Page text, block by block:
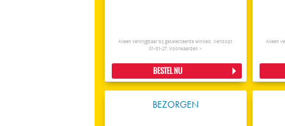
Alleen verkrijgbaar bij geselecteerde winkels. Verloopt
01-01-27.Voorwaarden >
BESTEL NU
Alleen
BEZORGEN